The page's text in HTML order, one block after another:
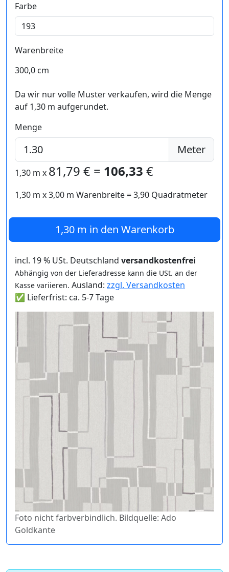
Farbe
Warenbreite
300,0 cm
Da wir nur volle Muster verkaufen, wird die Menge
auf 1,30 m aufgerundet.
Menge
Meter
1,30 m x 81,79 € = 106,33 €
1,30 m x3,00 m Warenbreite =3,90 Quadratmeter
1,30 m in den Warenkorb
incl. 19 % USt. Deutschland versandkostenfrei
Abhängig von der Lieferadresse kann die USt. an der
Kasse variieren. Ausland: zzgl. Versandkosten
✅ Lieferfrist: ca. 5-7 Tage
Foto nicht farbverbindlich. Bildquelle: Ado
Goldkante